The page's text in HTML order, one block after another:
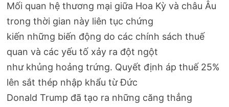
Mối quan hệ thương mại giữa Hoa Kỳ và châu Âu
trong thời gian này liên tục chứng
kiến những biến động do các chính sách thuế
quan và các yếu tố xảy ra đột ngột
như khủng hoảng trứng. Quyết định áp thuế 25%
lên sắt thép nhập khẩu từ Đức
Donald Trump đã tạo ra những căng thẳng